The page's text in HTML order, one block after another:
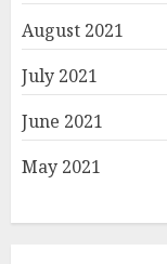
August 2021
July 2021
June 2021
May 2021